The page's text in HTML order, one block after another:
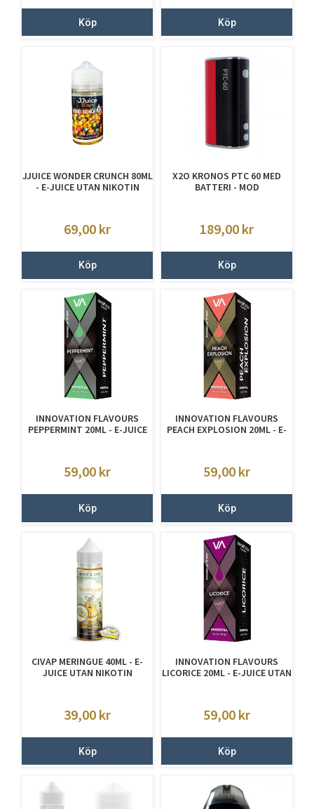
Köp Köp
JJUICE WONDER CRUNCH 80ML
- E-JUICE UTAN NIKOTIN
69,00 kr
Köp
X2O KRONOS PTC 60 MED
BATTERI - MOD
189,00 kr
Köp
INNOVATION FLAVOURS
PEPPERMINT 20ML - E-JUICE
59,00 kr
Köp
INNOVATION FLAVOURS
PEACH EXPLOSION 20ML - E-
59,00 kr
Köp
CIVAP MERINGUE 40ML - E-
JUICE UTAN NIKOTIN
39,00 kr
Köp
INNOVATION FLAVOURS
LICORICE 20ML - E-JUICE UTAN
59,00 kr
Köp